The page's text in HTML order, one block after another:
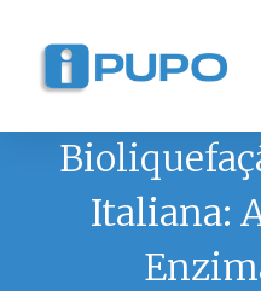
Italiana: